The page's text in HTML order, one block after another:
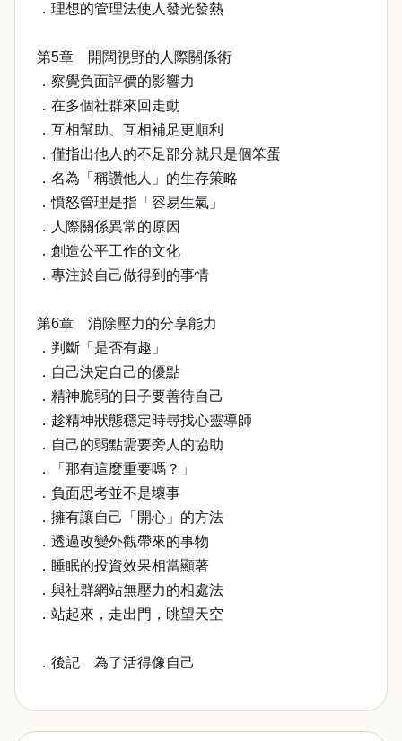
．理想的管理法使人發光發熱
第5章 開闊視野的人際關係術
．察覺負面評價的影響力
．在多個社群來回走動
．互相幫助、互相補足更順利
．僅指出他人的不足部分就只是個笨蛋
．名為「稱讚他人」的生存策略
．憤怒管理是指「容易生氣」
．人際關係異常的原因
．創造公平工作的文化
．專注於自己做得到的事情
第6章 消除壓力的分享能力
．判斷「是否有趣」
．自己決定自己的優點
．精神脆弱的日子要善待自己
．趁精神狀態穩定時尋找心靈導師
．自己的弱點需要旁人的協助
．「那有這麼重要嗎？」
．負面思考並不是壞事
．擁有讓自己「開心」的方法
．透過改變外觀帶來的事物
．睡眠的投資效果相當顯著
．與社群網站無壓力的相處法
．站起來，走出門，眺望天空
．後記 為了活得像自己